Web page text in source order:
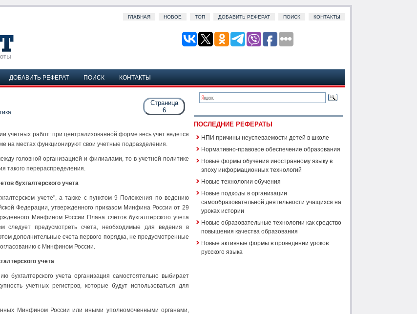
ГЛАВНАЯ НОВОЕ ТОП ДОБАВИТЬ РЕФЕРАТ ПОИСК КОНТАКТЫ
ДОБАВИТЬ РЕФЕРАТ ПОИСК КОНТАКТЫ
Страница
6
учетных работ: при централизованной форме весь учет ведется
на местах функционируют свои учетные подразделения.
головной организацией и филиалами, то в учетной политике
такого перераспределения.
бухгалтерского учета
учете", а также с пунктом 9 Положения по ведению
Федерации, утвержденного приказом Минфина России от 29
Минфином России Плана счетов бухгалтерского учета
следует предусмотреть счета, необходимые для ведения в
дополнительные счета первого порядка, не предусмотренные
с Минфином России.
учета
учета организация самостоятельно выбирает
учетных регистров, которые будут использоваться для
Минфином России или иными уполномоченными органами,
ПОСЛЕДНИЕ РЕФЕРАТЫ
НПИ причины неуспеваемости детей в школе
Нормативно-правовое обеспечение образования
Новые формы обучения иностранному языку в
эпоху информационных технологий
Новые технологии обучения
Новые подходы в организации
самообразовательной деятельности учащихся на
уроках истории
Новые образовательные технологии как средство
повышения качества образования
Новые активные формы в проведении уроков
русского языка